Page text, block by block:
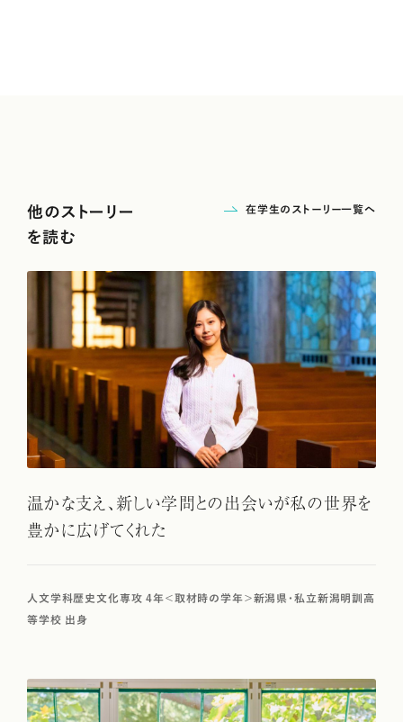
他のストーリー
を読む
在学生のストーリー一覧へ
温かな支え、新しい学問との出会いが私の世界を
豊かに広げてくれた
人文学科歴史文化専攻 4年＜取材時の学年＞新潟県・私立新潟明訓高
等学校 出身